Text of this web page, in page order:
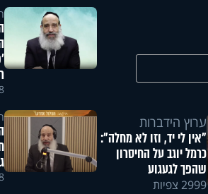
ערוץ הידברות
"אין לי יד, וזו לא מחלה":
כרמל יוגב על החיסרון
שהפך לגעגוע
2999 צפיות